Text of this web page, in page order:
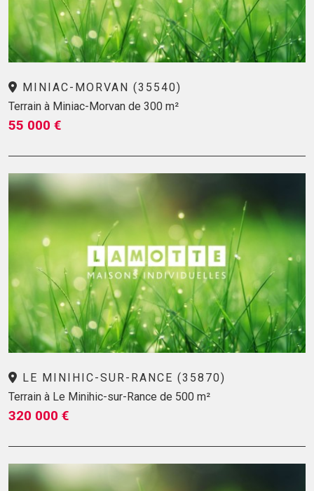
MINIAC-MORVAN (35540)
Terrain à Miniac-Morvan de 300 m²
55 000 €
LE MINIHIC-SUR-RANCE (35870)
Terrain à Le Minihic-sur-Rance de 500 m²
320 000 €